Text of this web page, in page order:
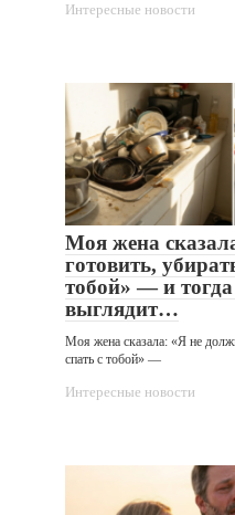
Интересные новости
Моя жена
готовить,
тобой» — и
выглядит…
Моя жена сказала: «Я не
спать с тобой» —
Интересные новости